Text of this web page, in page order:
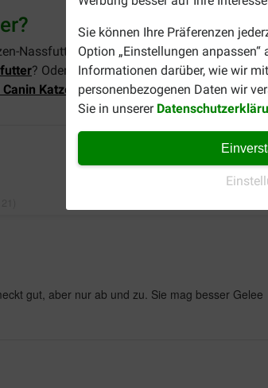
Sie können Ihre Präferenzen
Option „Einstellungen
Informationen darüber, wie wir
personenbezogenen Daten wir
Sie in unserer
Nassfutter ist auchin Geleeerhältlich. Sind
? Oder suchen Sie Futter, welches
Canin Katzenfutter!
gut, aber nur ab und zu. Sie mag besser Gelee